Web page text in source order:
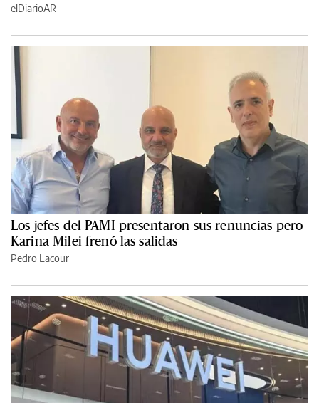
elDiarioAR
Los jefes del PAMI presentaron sus renuncias pero
Karina Milei frenó las salidas
Pedro Lacour